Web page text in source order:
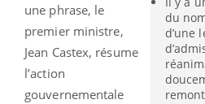
du
d’une
une phrase, le
premier ministre,
Jean Castex, résume
l’action
gouvernementale